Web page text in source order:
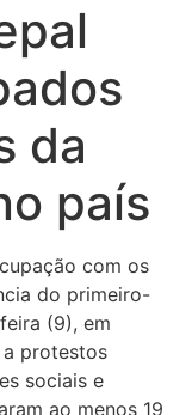
da
país
com os
do primeiro-
(9), em
a protestos
sociais e
ao menos 19